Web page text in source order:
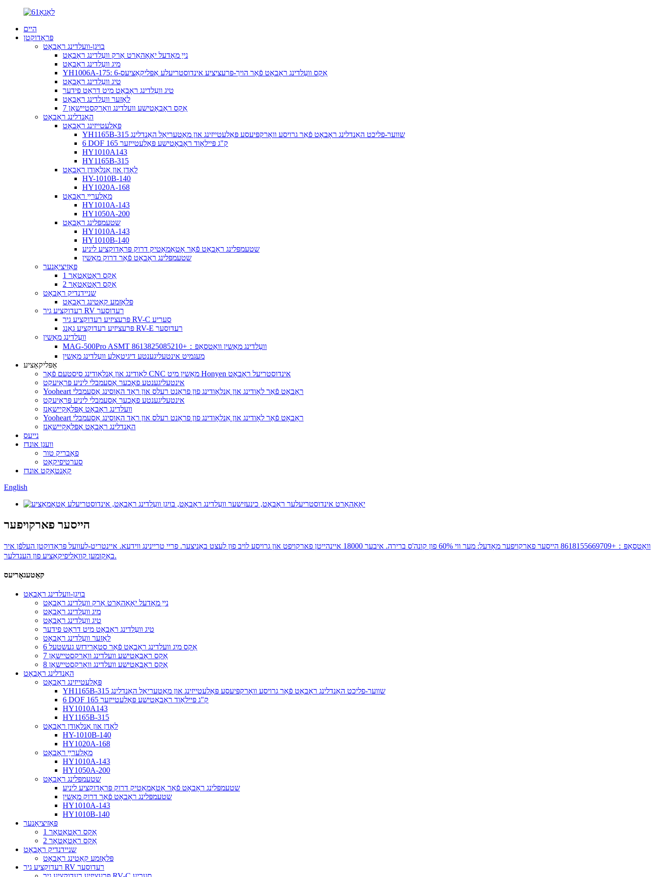
היים
פּראָדוקטן
בויגן-וועלדינג ראָבאָט
נייַ מאָדעל יאָאָהאַרט אַרק וועַלדינג ראָבאָט
מיג וועַלדינג ראָבאָט
YH1006A-175: 6-אַקס וועַלדינג ראָבאָט פֿאַר הויך-פּרעציציע אינדוסטריעלע אַפּליקאַציעס
טיג וועַלדינג ראָבאָט
טיג וועַלדינג ראָבאָט מיט דראָט פידער
לאַזער וועַלדינג ראָבאָט
7 אַקס ראָבאָטישע וועלדינג וואָרקסטיישאַן
האַנדלינג ראָבאָט
פּאַלעטייזינג ראָבאָט
YH1165B-315 שווער-פליכט האַנדלינג ראָבאָט פֿאַר גרויסע וואָרקפּיעסע פּאַלעטייזינג און מאַטעריאַל האַנדלינג
6 DOF 165 ק"ג פּיילאָוד ראָבאָטישע פּאַלעטייזער
HY1010A143
HY1165B-315
לאָדן און אַנלאָודן ראָבאָט
HY-1010B-140
HY1020A-168
מאָלערײַ ראָבאָט
HY1010A-143
HY1050A-200
שטעמפּלינג ראָבאָט
HY1010A-143
HY1010B-140
שטעמפּלינג ראָבאָט פֿאַר אָטאַמאַטיק דרוק פּראָדוקציע ליניע
שטעמפּלינג ראָבאָט פֿאַר דרוק מאַשין
פּאַזיציאָנער
1 אַקס ראָטאַטאָר
2 אַקס ראָטאַטאָר
שניידנדיק ראָבאָט
פּלאַזמע קאַטינג ראָבאָט
רעדוקציע גיר RV רעדוסער
פּרעציזיע רעדוקציע גיר RV-C סעריע
פּרעציזיע רעדוקציע גאַנג RV-E רעדוסער
וועַלדינג מאַשין
MAG-500Pro ASMT וועַלדינג מאַשין וואַטסאַפּ：+8613825085210
מעגמיט אינטעליגענטע דיגיטאַלע וועַלדינג מאַשין
אַפּליקאַציע
לאָודינג און אַנלאָודינג סיסטעם פֿאַר CNC מאַשין מיט Honyen אינדוסטריעל ראָבאָט
אינטעליגענטע פאָכער אַסעמבלי ליניע פּראָיעקט
Yooheart ראָבאָט פֿאַר לאָודינג און אַנלאָודינג פון פראָנט רעלס און ראָד האָוסינג אַסעמבלי
אינטעליגענטע פאָכער אַסעמבלי ליניע פּראָיעקט
וועלדינג ראָבאָט אַפּלאַקיישאַנז
Yooheart ראָבאָט פֿאַר לאָודינג און אַנלאָודינג פון פראָנט רעלס און ראָד האָוסינג אַסעמבלי
האַנדלינג ראָבאָט אַפּלאַקיישאַנז
נייעס
וועגן אונדז
פאַבריק טור
סערטיפיקאַט
קאָנטאַקט אונדז
English
הייסער פארקויפער
וואַטסאַפּ：+8618155669709 הייסער פארקויפער מאָדעל: מער ווי 60% פון קונה'ס ברירה. איבער 18000 איינהייטן פארקויפט און גרויסע לויב פון לעצט באַניצער. פריי טריינינג ווידעא. איינטריט-לעוועל פּראָדוקטן העלפֿן איר
באַקומען קוואַליפיקאַציע פון ​​הענדלער.
קאַטעגאָריעס
בויגן-וועלדינג ראָבאָט
נייַ מאָדעל יאָאָהאַרט אַרק וועַלדינג ראָבאָט
מיג וועַלדינג ראָבאָט
טיג וועַלדינג ראָבאָט
טיג וועַלדינג ראָבאָט מיט דראָט פידער
לאַזער וועַלדינג ראָבאָט
6 אַקס מיג וועלדינג ראָבאָט פֿאַר סטאָרידזש געשטעל
7 אַקס ראָבאָטישע וועלדינג וואָרקסטיישאַן
8 אַקס ראָבאָטישע וועלדינג וואָרקסטיישאַן
האַנדלינג ראָבאָט
פּאַלעטייזינג ראָבאָט
YH1165B-315 שווער-פליכט האַנדלינג ראָבאָט פֿאַר גרויסע וואָרקפּיעסע פּאַלעטייזינג און מאַטעריאַל האַנדלינג
6 DOF 165 ק"ג פּיילאָוד ראָבאָטישע פּאַלעטייזער
HY1010A143
HY1165B-315
לאָדן און אַנלאָודן ראָבאָט
HY-1010B-140
HY1020A-168
מאָלערײַ ראָבאָט
HY1010A-143
HY1050A-200
שטעמפּלינג ראָבאָט
שטעמפּלינג ראָבאָט פֿאַר אָטאַמאַטיק דרוק פּראָדוקציע ליניע
שטעמפּלינג ראָבאָט פֿאַר דרוק מאַשין
HY1010A-143
HY1010B-140
פּאַזיציאָנער
1 אַקס ראָטאַטאָר
2 אַקס ראָטאַטאָר
שניידנדיק ראָבאָט
פּלאַזמע קאַטינג ראָבאָט
רעדוקציע גיר RV רעדוסער